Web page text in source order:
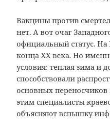
Вакцины против
нет. А вот очаг
официальный статус. На
конца XX века. Но
условия: теплая зима и
способствовали
основных
этим специалисты
объясняют вспышку